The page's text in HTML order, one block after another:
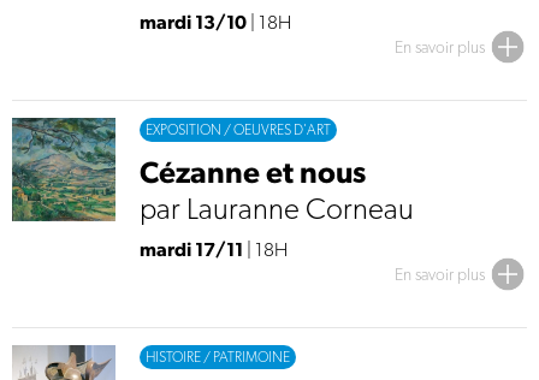
mardi 13/10| 18H
En savoir plus
EXPOSITION / OEUVRES D'ART
Cézanne et nous
par Lauranne Corneau
mardi 17/11 | 18H
En savoir plus
HISTOIRE / PATRIMOINE